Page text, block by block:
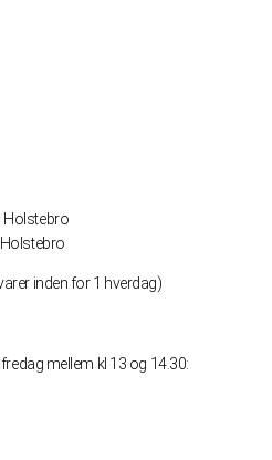
Holstebro
Holstebro
inden for 1 hverdag)
mellem kl 13 og 14.30: